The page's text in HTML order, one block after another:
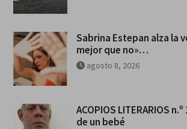
Sabrina Estepan alza la
mejor que no»…
agosto 8, 2026
ACOPIOS LITERARIOS
de un bebé